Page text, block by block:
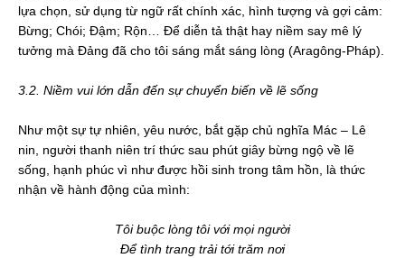
lựa chọn, sử dụng từ ngữ rất chính xác, hình tượng và gợi cảm:
Bừng; Chói; Đậm; Rộn… Để diễn tả thật hay niềm say mê lý
tưởng mà Đảng đã cho tôi sáng mắt sáng lòng (Aragông-Pháp).
3.2. Niềm vui lớn dẫn đến sự chuyển biến về lẽ sống
Như một sự tự nhiên, yêu nước, bắt gặp chủ nghĩa Mác – Lê
nin, người thanh niên trí thức sau phút giây bừng ngộ về lẽ
sống, hạnh phúc vì như được hồi sinh trong tâm hồn, là thức
nhận về hành động của mình:
Tôi buộc lòng tôi với mọi người
Để tình trang trải tới trăm nơi